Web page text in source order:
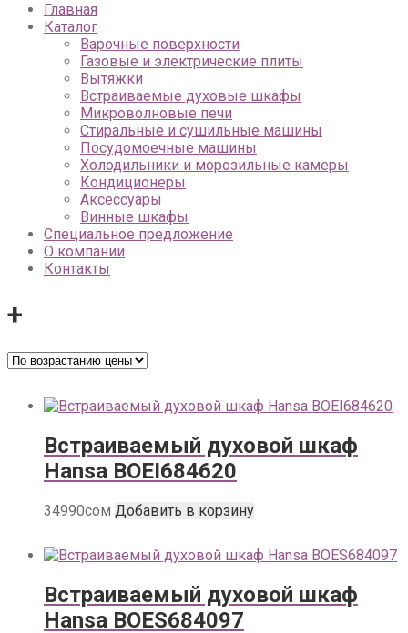
Главная
Каталог
Варочные поверхности
Газовые и электрические плиты
Вытяжки
Встраиваемые духовые шкафы
Микроволновые печи
Стиральные и сушильные машины
Посудомоечные машины
Холодильники и морозильные камеры
Кондиционеры
Аксессуары
Винные шкафы
Специальное предложение
О компании
Контакты
+
Встраиваемый духовой шкаф
Hansa BOEI684620
34990сом Добавить в корзину
Встраиваемый духовой шкаф
Hansa BOES684097